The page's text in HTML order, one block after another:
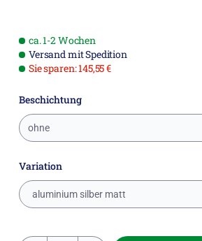
ca. 1-2 Wochen
Versand mit Spedition
Sie sparen: 145,55 €
Beschichtung
ohne
Variation
aluminium silber matt